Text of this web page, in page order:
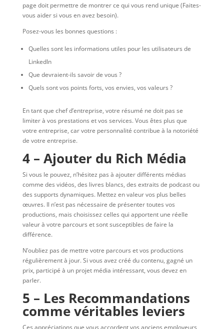
page doit permettre de montrer ce qui vous rend unique (Faites-
vous aider si vous en avez besoin).
Posez-vous les bonnes questions :
Quelles sont les informations utiles pour les utilisateurs de
LinkedIn
Que devraient-ils savoir de vous ?
Quels sont vos points forts, vos envies, vos valeurs ?
En tant que chef d’entreprise, votre résumé ne doit pas se
limiter à vos prestations et vos services. Vous êtes plus que
votre entreprise, car votre personnalité contribue à la notoriété
de votre entreprise.
4 – Ajouter du Rich Média
Si vous le pouvez, n’hésitez pas à ajouter différents médias
comme des vidéos, des livres blancs, des extraits de podcast ou
des supports dynamiques. Mettez en valeur vos plus belles
œuvres. Il n’est pas nécessaire de présenter toutes vos
productions, mais choisissez celles qui apportent une réelle
valeur à votre parcours et sont susceptibles de faire la
différence.
N’oubliez pas de mettre votre parcours et vos productions
régulièrement à jour. Si vous avez créé du contenu, gagné un
prix, participé à un projet média intéressant, vous devez en
parler.
5 – Les Recommandations
comme véritables leviers
Ces appréciations que vous accordent vos anciens employeurs,